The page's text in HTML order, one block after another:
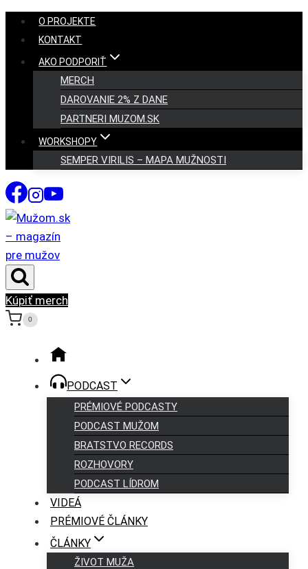
Skip
content
O PROJEKTE
KONTAKT
AKO PODPORIŤ
MERCH
DAROVANIE 2% Z DANE
PARTNERI MUZOM.SK
WORKSHOPY
SEMPER VIRILIS – MAPA MUŽNOSTI
Kúpiť merch
0
PODCAST
PRÉMIOVÉ PODCASTY
PODCAST MUŽOM
BRATSTVO RECORDS
ROZHOVORY
PODCAST LÍDROM
VIDEÁ
PRÉMIOVÉ ČLÁNKY
ČLÁNKY
ŽIVOT MUŽA